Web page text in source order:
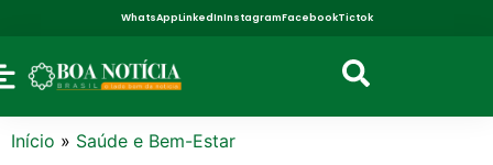
WhatsAppLinkedInInstagramFacebookTictok
Início » Saúde e Bem-Estar